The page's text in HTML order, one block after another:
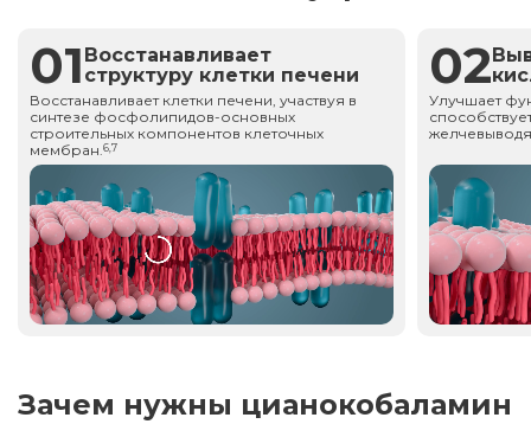
01 Восстанавливает
структуру клетки печени
Восстанавливает клетки печени, участвуя в
синтезе фосфолипидов-основных
строительных компонентов клеточных
мембран.6,7
02
Улучшает
Зачем нужны цианокобаламин